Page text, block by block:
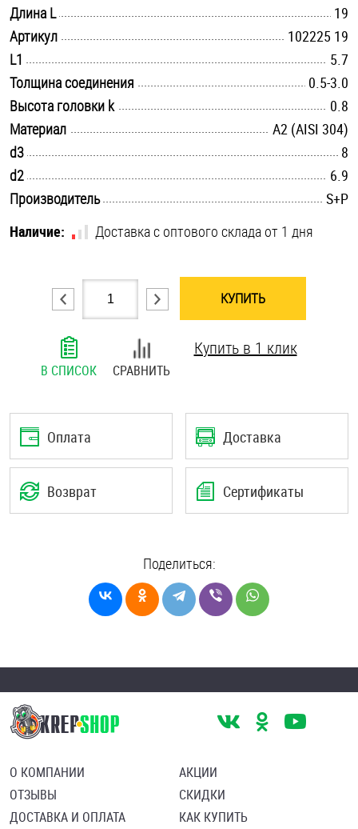
Хомуты
Шайбы
Шпильки
Шплинты
Длина L
19
Артикул
102225 19
L1
5.7
Толщина соединения
0.5-3.0
Высота головки k
0.8
Материал
А2 (AISI 304)
d3
8
d2
6.9
Производитель
S+P
Наличие:
Доставка с оптового склада от 1 дня
КУПИТЬ
В СПИСОК СРАВНИТЬ
Купить в 1 клик
Оплата Доставка
Возврат Сертификаты
Поделиться:
О КОМПАНИИ
ОТЗЫВЫ
ДОСТАВКА И ОПЛАТА
АКЦИИ
СКИДКИ
КАК КУПИТЬ